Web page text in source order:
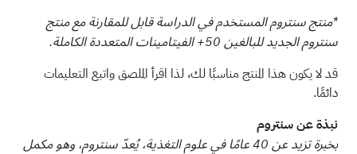
*منتج سنتروم المستخدم في الدراسة قابل للمقارنة مع منتج
سنتروم الجديد للبالغين 50+ الفيتامينات المتعددة الكاملة.
قد لا يكون هذا المنتج مناسبًا لك، لذا اقرأ الملصق واتبع التعليمات
دائمًا.
نبذة عن سنتروم
بخبرة تزيد عن 40 عامًا في علوم التغذية، يُعدّ سنتروم، وهو مكمل